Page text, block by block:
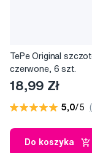
TePe Original
czerwone, 6 szt.
18,99 Zł
5,0/5
Do koszyka